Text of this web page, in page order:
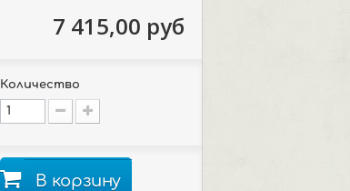
7 415,00 руб
Количество
В корзину